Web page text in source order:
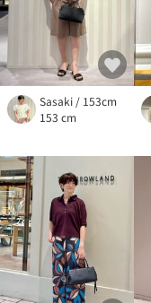
Sasaki / 153cm
153 cm